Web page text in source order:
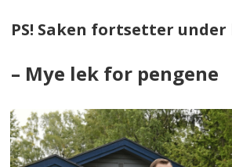
PS! Saken fortsetter under
– Mye lek for pengene